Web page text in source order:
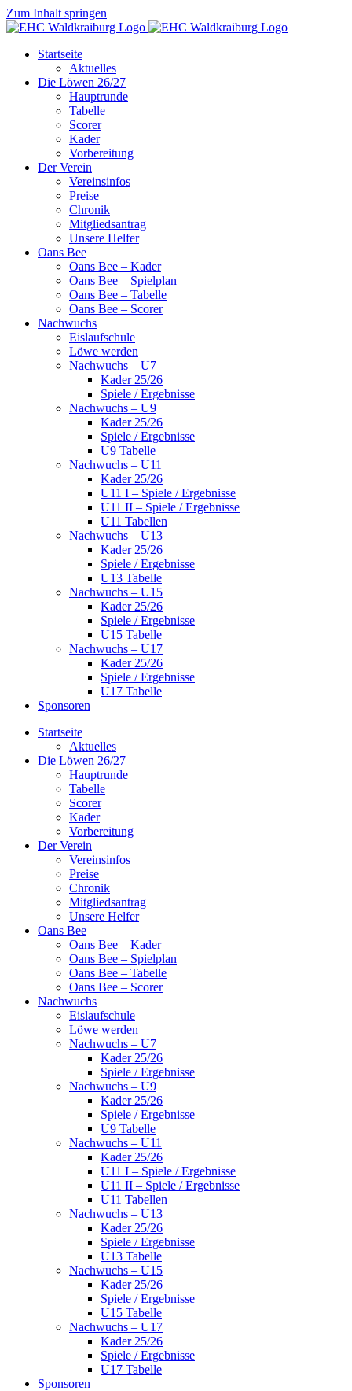
Zum Inhalt springen
Startseite
Aktuelles
Die Löwen 26/27
Hauptrunde
Tabelle
Scorer
Kader
Vorbereitung
Der Verein
Vereinsinfos
Preise
Chronik
Mitgliedsantrag
Unsere Helfer
Oans Bee
Oans Bee – Kader
Oans Bee – Spielplan
Oans Bee – Tabelle
Oans Bee – Scorer
Nachwuchs
Eislaufschule
Löwe werden
Nachwuchs – U7
Kader 25/26
Spiele / Ergebnisse
Nachwuchs – U9
Kader 25/26
Spiele / Ergebnisse
U9 Tabelle
Nachwuchs – U11
Kader 25/26
U11 I – Spiele / Ergebnisse
U11 II – Spiele / Ergebnisse
U11 Tabellen
Nachwuchs – U13
Kader 25/26
Spiele / Ergebnisse
U13 Tabelle
Nachwuchs – U15
Kader 25/26
Spiele / Ergebnisse
U15 Tabelle
Nachwuchs – U17
Kader 25/26
Spiele / Ergebnisse
U17 Tabelle
Sponsoren
Startseite
Aktuelles
Die Löwen 26/27
Hauptrunde
Tabelle
Scorer
Kader
Vorbereitung
Der Verein
Vereinsinfos
Preise
Chronik
Mitgliedsantrag
Unsere Helfer
Oans Bee
Oans Bee – Kader
Oans Bee – Spielplan
Oans Bee – Tabelle
Oans Bee – Scorer
Nachwuchs
Eislaufschule
Löwe werden
Nachwuchs – U7
Kader 25/26
Spiele / Ergebnisse
Nachwuchs – U9
Kader 25/26
Spiele / Ergebnisse
U9 Tabelle
Nachwuchs – U11
Kader 25/26
U11 I – Spiele / Ergebnisse
U11 II – Spiele / Ergebnisse
U11 Tabellen
Nachwuchs – U13
Kader 25/26
Spiele / Ergebnisse
U13 Tabelle
Nachwuchs – U15
Kader 25/26
Spiele / Ergebnisse
U15 Tabelle
Nachwuchs – U17
Kader 25/26
Spiele / Ergebnisse
U17 Tabelle
Sponsoren